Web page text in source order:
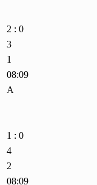
2 : 0
3
1
08:09
A
1 : 0
4
2
08:09